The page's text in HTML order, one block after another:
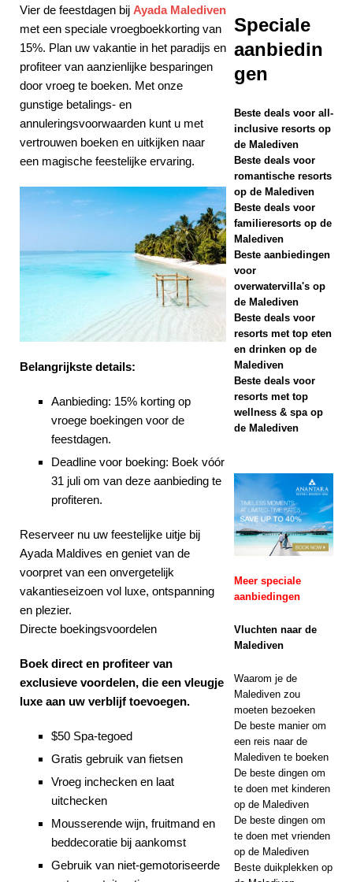
[ 21 november
2025 ] Black
Friday-aanbieding
2025
SPECIALE
AANBIEDINGEN
[ 17 november
2025 ] Cinnamon
Hotels & Resorts
Maldives lanceert
grootste Black
korting en gratis
SPECIALE
AANBIEDINGEN
2025 ]
bij Nova Maldives
AANBIEDINGEN
Vier de feestdagen bij Ayada Malediven
met een speciale vroegboekkorting van
15%. Plan uw vakantie in het paradijs en
profiteer van aanzienlijke besparingen
door vroeg te boeken. Met onze
gunstige betalings- en
annuleringsvoorwaarden kunt u met
vertrouwen boeken en uitkijken naar
een magische feestelijke ervaring.
Belangrijkste details:
Aanbieding: 15% korting op
vroege boekingen voor de
feestdagen.
Deadline voor boeking: Boek vóór
31 juli om van deze aanbieding te
profiteren.
Reserveer nu uw feestelijke uitje bij
Ayada Maldives en geniet van de
voorpret van een onvergetelijk
vakantieseizoen vol luxe, ontspanning
en plezier.
Directe boekingsvoordelen
Boek direct en profiteer van
exclusieve voordelen, die een vleugje
luxe aan uw verblijf toevoegen.
$50 Spa-tegoed
Gratis gebruik van fietsen
Vroeg inchecken en laat
uitchecken
Mousserende wijn, fruitmand en
beddecoratie bij aankomst
Gebruik van niet-gemotoriseerde
Speciale
aanbiedin
gen
Beste deals voor all-
inclusive resorts op
de Malediven
Beste deals voor
romantische resorts
op de Malediven
Beste deals voor
familieresorts op de
Malediven
Beste aanbiedingen
voor
overwatervilla's op
de Malediven
Beste deals voor
resorts met top eten
en drinken op de
Malediven
Beste deals voor
resorts met top
wellness & spa op
de Malediven
Meer speciale
aanbiedingen
Vluchten naar de
Malediven
Waarom je de
Malediven zou
moeten bezoeken
De beste manier om
een reis naar de
Malediven te boeken
De beste dingen om
te doen met kinderen
op de Malediven
De beste dingen om
te doen met vrienden
op de Malediven
Beste duikplekken op